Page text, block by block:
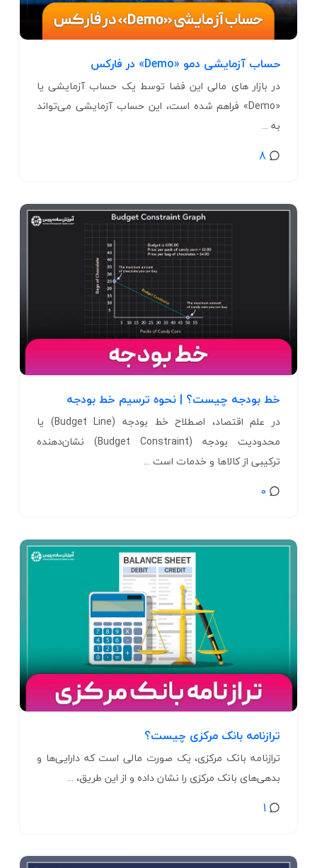
حساب آزمایشی دمو «Demo» در فارکس
در بازار های مالی این فضا توسط یک حساب آزمایشی یا
«Demo» فراهم شده است، این حساب آزمایشی می‌تواند
به ...
8
خط بودجه چیست؟ | نحوه ترسیم خط بودجه
در علم اقتصاد، اصطلاح خط بودجه (Budget Line) یا
محدودیت بودجه (Budget Constraint) نشان‌دهنده
ترکیبی از کالاها و خدمات است ...
0
ترازنامه بانک مرکزی چیست؟
ترازنامه بانک مرکزی، یک صورت مالی است که دارایی‌ها و
بدهی‌های بانک مرکزی را نشان داده و از این طریق، ...
1